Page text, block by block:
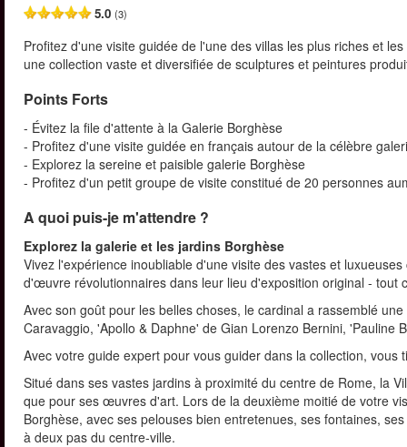
5.0 (3)
Profitez d'une visite guidée de l'une des villas les plus riches et
une collection vaste et diversifiée de sculptures et peintures
Points Forts
- Évitez la file d'attente à la Galerie Borghèse
- Profitez d'une visite guidée en français autour de la célèbre
- Explorez la sereine et paisible galerie Borghèse
- Profitez d'un petit groupe de visite constitué de 20 personnes
A quoi puis-je m'attendre ?
Explorez la galerie et les jardins Borghèse
Vivez l'expérience inoubliable d'une visite des vastes et
d'œuvre révolutionnaires dans leur lieu d'exposition original - tout
Avec son goût pour les belles choses, le cardinal a rassemblé
Caravaggio, 'Apollo & Daphne' de Gian Lorenzo Bernini, 'Pauline
Avec votre guide expert pour vous guider dans la collection, vous
Situé dans ses vastes jardins à proximité du centre de Rome, la
que pour ses œuvres d'art. Lors de la deuxième moitié de votre
Borghèse, avec ses pelouses bien entretenues, ses fontaines,
à deux pas du centre-ville.